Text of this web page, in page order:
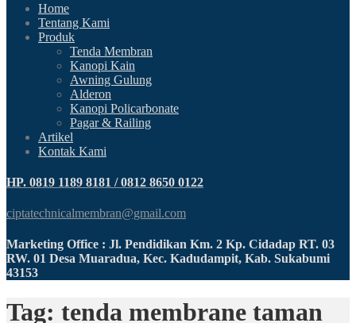
Home
Tentang Kami
Produk
Tenda Membran
Kanopi Kain
Awning Gulung
Alderon
Kanopi Policarbonate
Pagar & Railing
Artikel
Kontak Kami
HP. 0819 1189 8181 / 0812 8650 0122
ciptatechnicalmembran@gmail.com
Marketing Office : Jl. Pendidikan Km. 2 Kp. Cidadap RT. 03
RW. 01 Desa Muaradua, Kec. Kadudampit, Kab. Sukabumi
43153
Tag: tenda membrane taman